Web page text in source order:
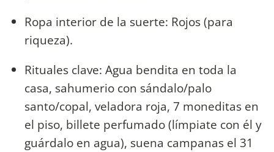
Ropa interior de la suerte: Rojos (para
riqueza).
Rituales clave: Agua bendita en toda la
casa, sahumerio con sándalo/palo
santo/copal, veladora roja, 7 moneditas en
el piso, billete perfumado (límpiate con él y
guárdalo en agua), suena campanas el 31